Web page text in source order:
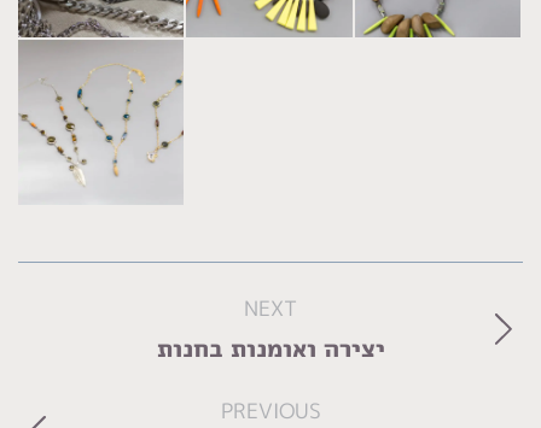
navigation
PREVIOUS
NEXT
Next
יצירה ואומנות בחנות